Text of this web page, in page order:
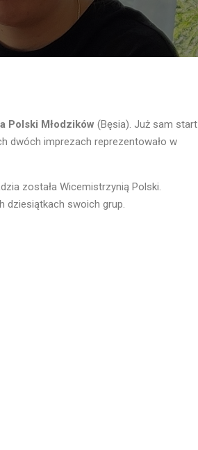
Polski Młodzików (Bęsia). Już sam start
dwóch imprezach reprezentowało w
została Wicemistrzynią Polski.
dziesiątkach swoich grup.